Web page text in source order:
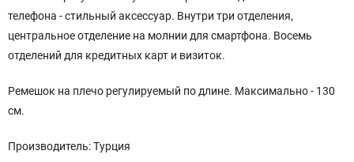
телефона - стильный аксессуар. Внутри три отделения,
центральное отделение на молнии для смартфона. Восемь
отделений для кредитных карт и визиток.
Ремешок на плечо регулируемый по длине. Максимально - 130
см.
Производитель: Турция